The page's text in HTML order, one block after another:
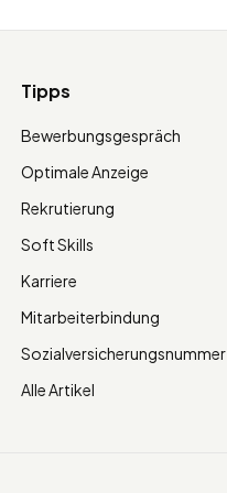
Tipps
Bewerbungsgespräch
Optimale Anzeige
Rekrutierung
Soft Skills
Karriere
Mitarbeiterbindung
Sozialversicherungsnummer
Alle Artikel